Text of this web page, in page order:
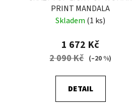
PRINT MANDALA
Skladem (1 ks)
1 672 Kč
2 090 Kč (–20 %)
DETAIL